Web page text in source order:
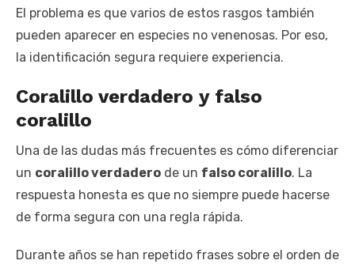
El problema es que varios de estos rasgos también
pueden aparecer en especies no venenosas. Por eso,
la identificación segura requiere experiencia.
Coralillo verdadero y falso
coralillo
Una de las dudas más frecuentes es cómo diferenciar
un coralillo verdadero de un falso coralillo. La
respuesta honesta es que no siempre puede hacerse
de forma segura con una regla rápida.
Durante años se han repetido frases sobre el orden de